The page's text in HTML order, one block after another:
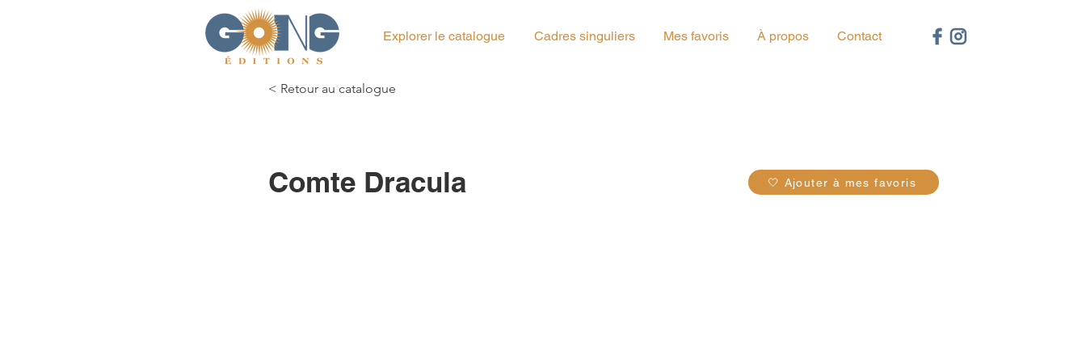
Explorer le catalogue Cadres singuliers Mes favoris À propos Contact
< Retour au catalogue
🤍 Ajouter à mes favoris
Comte Dracula